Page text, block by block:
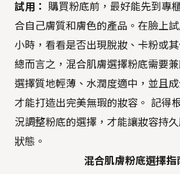
試用： 購買粉底前，最好能先到專
合自己膚質和膚色的產品。在臉上
小時，看看是否出現脫妝、卡粉或其
總而言之，混合肌膚選擇粉底需要兼
選擇質地輕薄、水潤度適中，並且成
才能打造出完美無瑕的妝容。 記得
況調整粉底的選擇，才能讓妝容持
狀態。
混合肌膚粉底選擇指